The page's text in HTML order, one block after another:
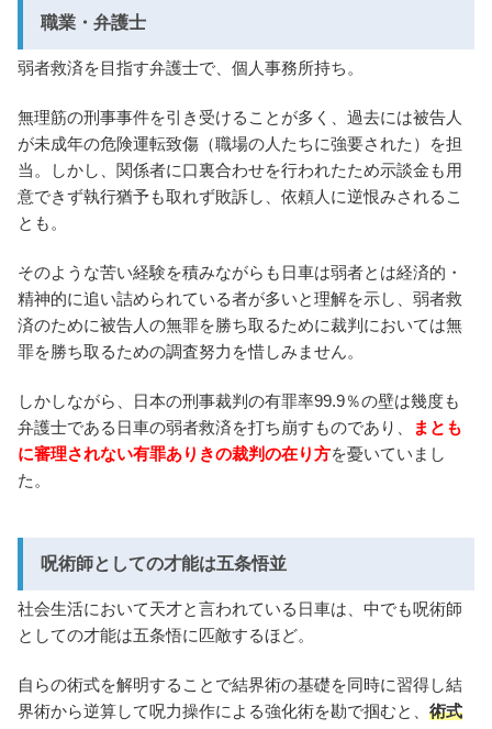
職業・弁護士
弱者救済を目指す弁護士で、個人事務所持ち。
無理筋の刑事事件を引き受けることが多く、過去には被告人
が未成年の危険運転致傷（職場の人たちに強要された）を担
当。しかし、関係者に口裏合わせを行われたため示談金も用
意できず執行猶予も取れず敗訴し、依頼人に逆恨みされるこ
とも。
そのような苦い経験を積みながらも日車は弱者とは経済的・
精神的に追い詰められている者が多いと理解を示し、弱者救
済のために被告人の無罪を勝ち取るために裁判においては無
罪を勝ち取るための調査努力を惜しみません。
しかしながら、日本の刑事裁判の有罪率99.9％の壁は幾度も
弁護士である日車の弱者救済を打ち崩すものであり、
まとも
に審理されない有罪ありきの裁判の在り方を憂いていまし
た。
呪術師としての才能は五条悟並
社会生活において天才と言われている日車は、中でも呪術師
としての才能は五条悟に匹敵するほど。
自らの術式を解明することで結界術の基礎を同時に習得し結
界術から逆算して呪力操作による強化術を勘で掴むと、 術式